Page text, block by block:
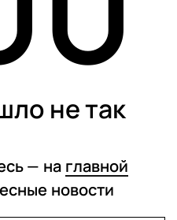
не так
— на главной
новости